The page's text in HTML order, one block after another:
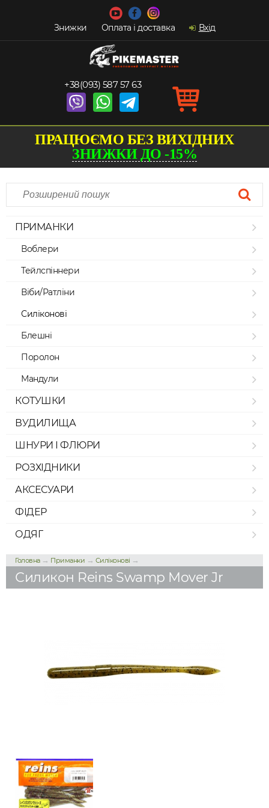
Знижки Оплата і доставка Вхід
+38(093) 587 57 63
ПРАЦЮЄМО БЕЗ ВИХІДНИХ
ЗНИЖКИ ДО -15%
ПРИМАНКИ
Воблери
Тейлспіннери
Віби/Ратліни
Силіконові
Блешні
Поролон
Мандули
КОТУШКИ
ВУДИЛИЩА
ШНУРИ І ФЛЮРИ
РОЗХІДНИКИ
АКСЕСУАРИ
ФІДЕР
ОДЯГ
Головна→ Приманки → Силіконові →
Силикон Reins Swamp Mover Jr